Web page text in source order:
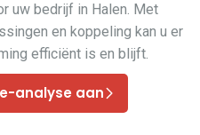
uw bedrijf in Halen. Met
en koppeling kan u er
efficiënt is en blijft.
analyse aan